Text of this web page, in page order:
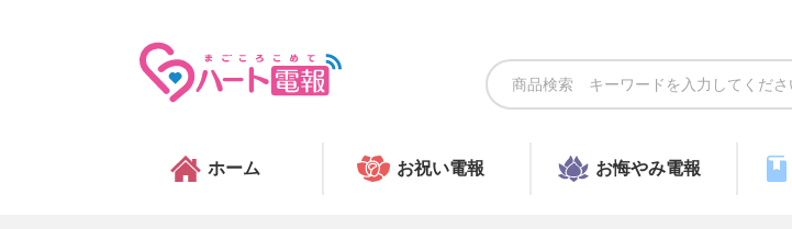
ホーム お祝い電報 お悔やみ電報